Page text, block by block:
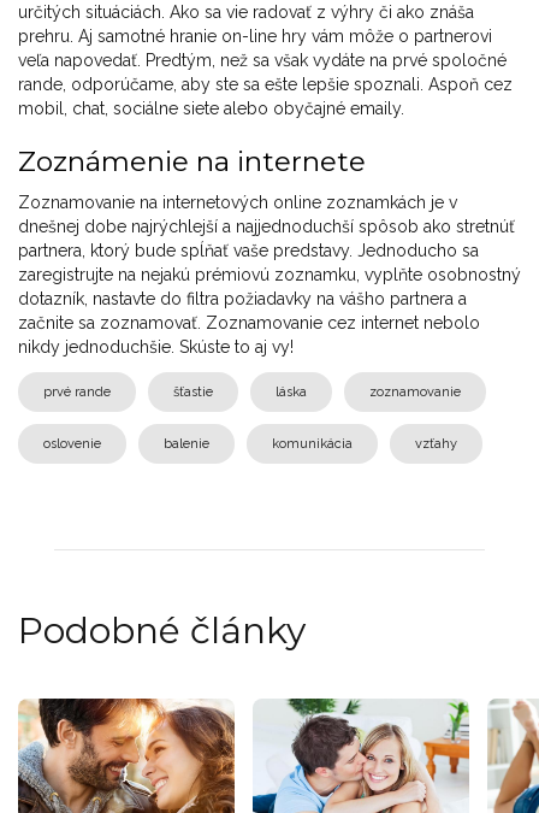
určitých situáciách. Ako sa vie radovať z výhry či ako znáša
prehru. Aj samotné hranie on-line hry vám môže o partnerovi
veľa napovedať. Predtým, než sa však vydáte na prvé spoločné
rande, odporúčame, aby ste sa ešte lepšie spoznali. Aspoň cez
mobil, chat, sociálne siete alebo obyčajné emaily.
Zoznámenie na internete
Zoznamovanie na internetových online zoznamkách je v
dnešnej dobe najrýchlejší a najjednoduchší spôsob ako stretnúť
partnera, ktorý bude spĺňať vaše predstavy. Jednoducho sa
zaregistrujte na nejakú prémiovú zoznamku, vyplňte osobnostný
dotazník, nastavte do filtra požiadavky na vášho partnera a
začnite sa zoznamovať. Zoznamovanie cez internet nebolo
nikdy jednoduchšie. Skúste to aj vy!
prvé rande šťastie láska zoznamovanie
oslovenie balenie komunikácia vzťahy
Podobné články